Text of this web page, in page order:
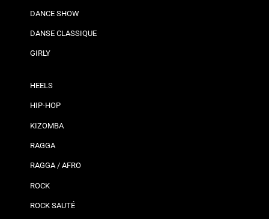
DANCE SHOW
DANSE CLASSIQUE
GIRLY
HEELS
HIP-HOP
KIZOMBA
RAGGA
RAGGA / AFRO
ROCK
ROCK SAUTÉ